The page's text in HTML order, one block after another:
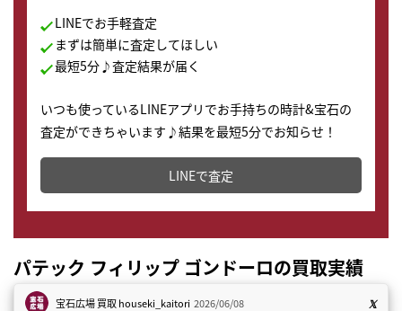
LINEでお手軽査定
まずは簡単に査定してほしい
最短5分♪査定結果が届く
いつも使っているLINEアプリでお手持ちの時計&宝石の
査定ができちゃいます♪結果を最短5分でお知らせ！
どこからでもすぐに査定金額を知ることが出来ます。
LINEで査定
パテック フィリップ ゴンドーロの買取実績
宝石広場 買取houseki_kaitori 2026/06/08